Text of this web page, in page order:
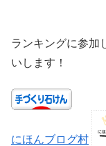
ランキングに参加
いします！
にほんブログ村